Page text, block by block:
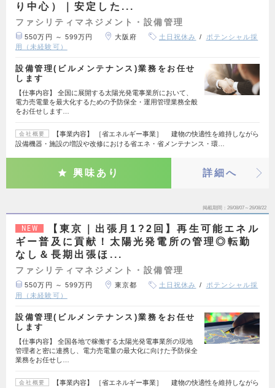
り中心）｜安定した...
ファシリティマネジメント・設備管理
550万円 ～ 599万円 大阪府 土日祝休み
ポテンシャル採
用（未経験可）
設備管理(ビルメンテナンス)業務をお任せ
します
【仕事内容】 全国に展開する太陽光発電事業所において、
電力売電量を最大化するための予防保全・運用管理業務全般
をお任せします…
会社概要
【事業内容】 ［省エネルギー事業］ 建物の快適性を維持しながら
設備機器・施設の増設や改修における省エネ・省メンテナンス・環…
興味あり 詳細へ
掲載期間 26/08/07～26/08/22
NEW
【東京｜出張月1?2回】再生可能エネル
ギー普及に貢献！太陽光発電所の管理◎転勤
なし＆長期出張ほ...
ファシリティマネジメント・設備管理
550万円 ～ 599万円 東京都 土日祝休み
ポテンシャル採
用（未経験可）
設備管理(ビルメンテナンス)業務をお任せ
します
【仕事内容】 全国各地で稼働する太陽光発電事業所の現地
管理者と密に連携し、電力売電量の最大化に向けた予防保全
業務をお任せし…
会社概要
【事業内容】 ［省エネルギー事業］ 建物の快適性を維持しながら